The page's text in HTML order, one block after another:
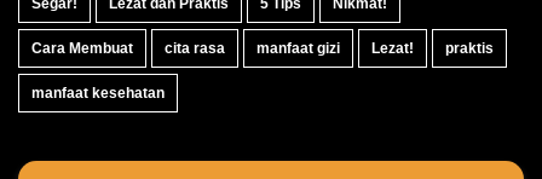
Segar! Lezat dan Praktis 5 Tips Nikmat!
Cara Membuat cita rasa manfaat gizi Lezat! praktis
manfaat kesehatan